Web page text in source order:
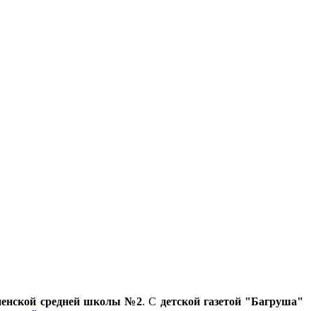
средней школы №2. С детской газетой "Багруша"